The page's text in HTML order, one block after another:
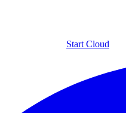
Start Cloud